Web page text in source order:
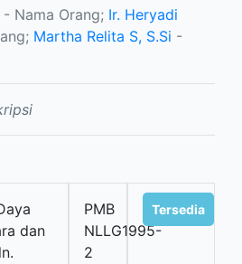
- Nama Orang; Ir. Heryadi
Martha Relita S, S.Si -
dan
PMB
NLLG1995-
2
Tersedia